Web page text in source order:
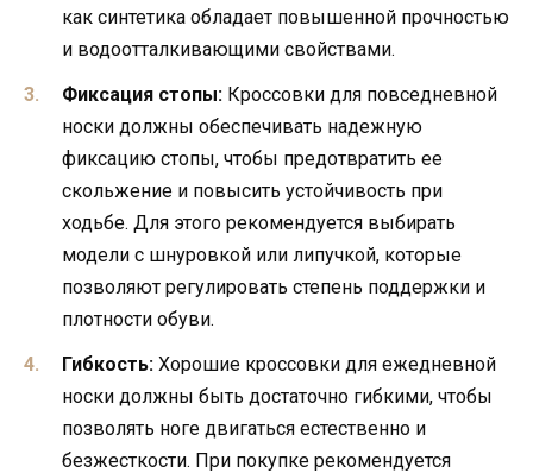
как синтетика обладает повышенной прочностью
и водоотталкивающими свойствами.
Фиксация стопы: Кроссовки для повседневной
носки должны обеспечивать надежную
фиксацию стопы, чтобы предотвратить ее
скольжение и повысить устойчивость при
ходьбе. Для этого рекомендуется выбирать
модели с шнуровкой или липучкой, которые
позволяют регулировать степень поддержки и
плотности обуви.
Гибкость: Хорошие кроссовки для ежедневной
носки должны быть достаточно гибкими, чтобы
позволять ноге двигаться естественно и
безжесткости. При покупке рекомендуется